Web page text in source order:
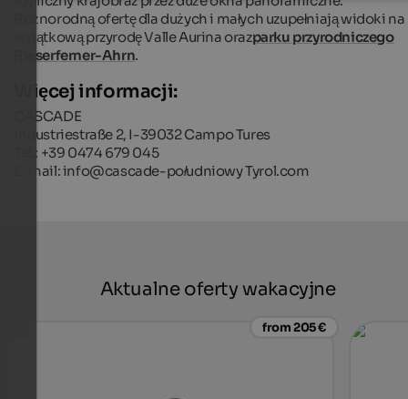
Różnorodną ofertę dla dużych i małych uzupełniają widoki na
wyjątkową przyrodę Valle Aurina orazparku przyrodniczego
Rieserferner-Ahrn.
Więcej informacji:
CASCADE
Industriestraße 2, I-39032 Campo Tures
Tel.: +39 0474 679 045
E-mail: info@cascade-południowy Tyrol.com
Aktualne oferty wakacyjne
from 205 €